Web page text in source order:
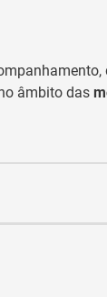
âmbito das